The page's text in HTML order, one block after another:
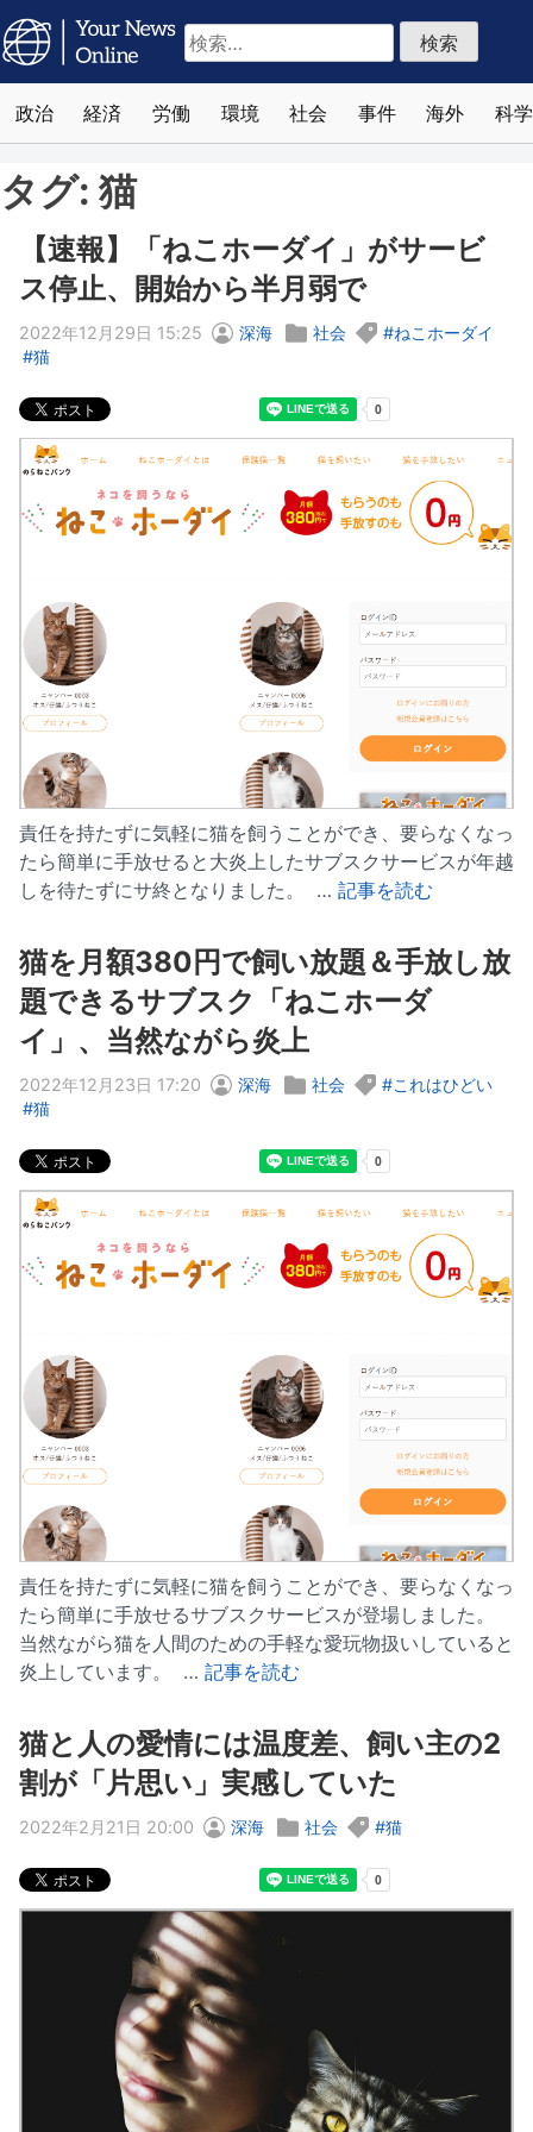
検
索:
政治 経済 労働 環境 社会 事件 海外 科学
タグ: 猫
【速報】「ねこホーダイ」がサービ
ス停止、開始から半月弱で
2022年12月29日 15:25 深海 社会
ねこホーダイ
猫
責任を持たずに気軽に猫を飼うことができ、要らなくなっ
たら簡単に手放せると大炎上したサブスクサービスが年越
しを待たずにサ終となりました。 … 記事を読む
猫を月額380円で飼い放題＆手放し放
題できるサブスク「ねこホーダ
イ」、当然ながら炎上
2022年12月23日 17:20 深海 社会
これはひどい
猫
責任を持たずに気軽に猫を飼うことができ、要らなくなっ
たら簡単に手放せるサブスクサービスが登場しました。
当然ながら猫を人間のための手軽な愛玩物扱いしていると
炎上しています。 … 記事を読む
猫と人の愛情には温度差、飼い主の2
割が「片思い」実感していた
2022年2月21日 20:00 深海 社会 猫